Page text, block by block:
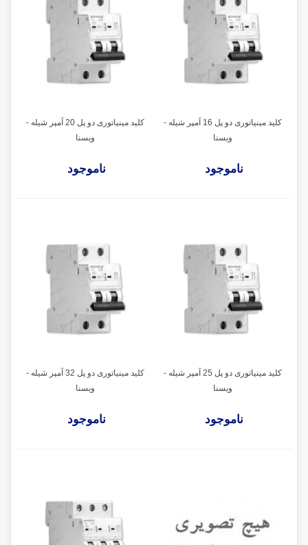
کلید مینیاتوری دو پل 16 آمپر شیله -
ویسنا
ناموجود
کلید مینیاتوری دو پل 20 آمپر شیله -
ویسنا
ناموجود
کلید مینیاتوری دو پل 25 آمپر شیله -
ویسنا
ناموجود
کلید مینیاتوری دو پل 32 آمپر شیله -
ویسنا
ناموجود